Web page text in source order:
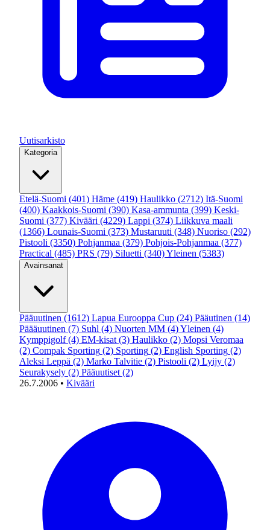
Uutisarkisto
Kategoria
Etelä-Suomi (401) Häme (419) Haulikko (2712) Itä-Suomi
(400) Kaakkois-Suomi (390) Kasa-ammunta (399) Keski-
Suomi (377) Kivääri (4229) Lappi (374) Liikkuva maali
(1366) Lounais-Suomi (373) Mustaruuti (348) Nuoriso (292)
Pistooli (3350) Pohjanmaa (379) Pohjois-Pohjanmaa (377)
Practical (485) PRS (79) Siluetti (340)Yleinen (5383)
Avainsanat
Pääuutinen (1612) Lapua Eurooppa Cup (24) Pääutinen (14)
Päääuutinen (7) Suhl (4) Nuorten MM (4)Yleinen (4)
Kymppigolf (4) EM-kisat (3) Haulikko (2) Mopsi Veromaa
(2) Compak Sporting (2) Sporting (2) English Sporting (2)
Aleksi Leppä (2) Marko Talvitie (2) Pistooli (2) Lyijy (2)
Seurakysely (2) Pääuutiset (2)
26.7.2006 • Kivääri